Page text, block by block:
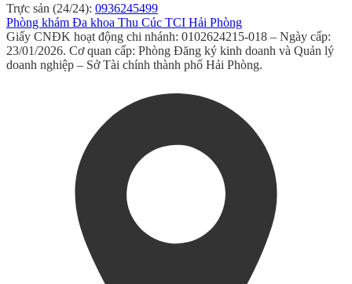
Trực sản (24/24): 0936245499
Phòng khám Đa khoa Thu Cúc TCI Hải Phòng
Giấy CNĐK hoạt động chi nhánh: 0102624215-018 – Ngày cấp:
23/01/2026. Cơ quan cấp: Phòng Đăng ký kinh doanh và Quản lý
doanh nghiệp – Sở Tài chính thành phố Hải Phòng.